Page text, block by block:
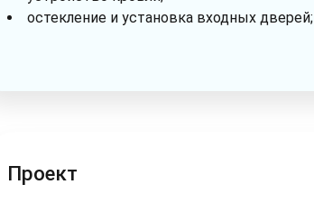
остекление и установка входных дверей;
Проект